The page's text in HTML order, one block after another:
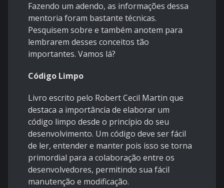
Fazendo um adendo, as informações dessa
mentoria foram bastante técnicas.
Pesquisem sobre e também anotem para
lembrarem desses conceitos tão
importantes. Vamos lá?
Código Limpo
Livro escrito pelo Robert Cecil Martin que
destaca a importância de elaborar um
código limpo desde o princípio do seu
desenvolvimento. Um código deve ser fácil
de ler, entender e manter pois isso se torna
primordial para a colaboração entre os
desenvolvedores, permitindo sua fácil
manutenção e modificação.